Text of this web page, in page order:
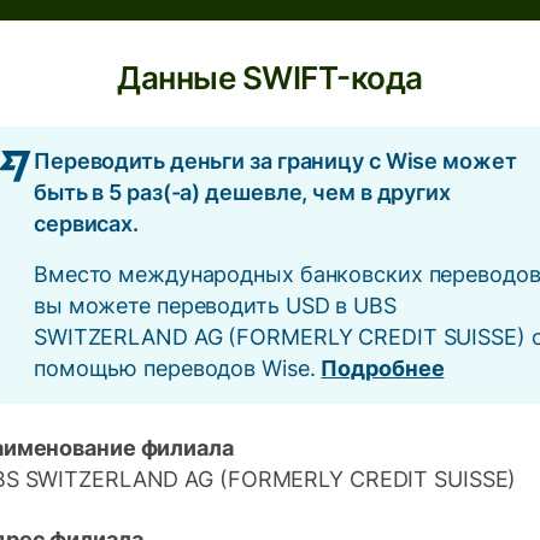
Данные SWIFT-кода
Переводить деньги за границу с Wise может
быть в 5 раз(-а) дешевле, чем в других
сервисах.
Вместо международных банковских переводов
вы можете переводить USD в UBS
SWITZERLAND AG (FORMERLY CREDIT SUISSE)
помощью переводов Wise. Подробнее
филиала
SWITZERLAND AG (FORMERLY CREDIT SUISSE)